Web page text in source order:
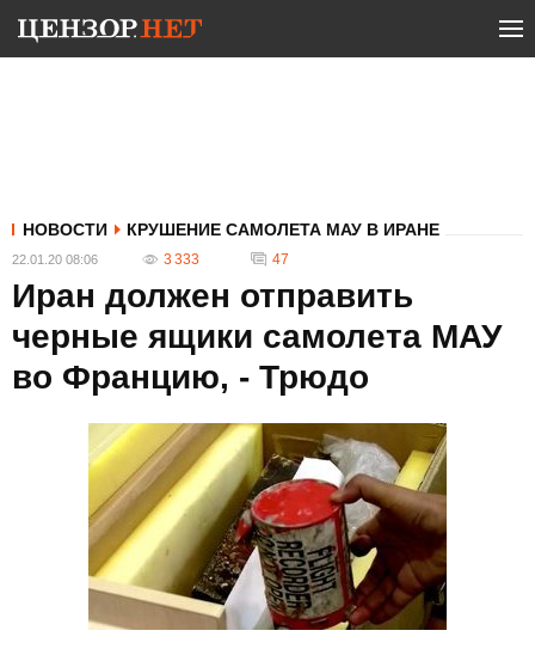
НОВОСТИ КРУШЕНИЕ САМОЛЕТА МАУ В ИРАНЕ
22.01.20 08:06 3 333 47
Иран должен отправить
черные ящики самолета МАУ
во Францию, - Трюдо